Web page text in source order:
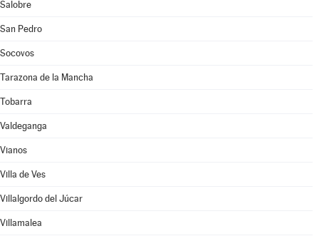
Salobre
San Pedro
Socovos
Tarazona de la Mancha
Tobarra
Valdeganga
Vianos
Villa de Ves
Villalgordo del Júcar
Villamalea